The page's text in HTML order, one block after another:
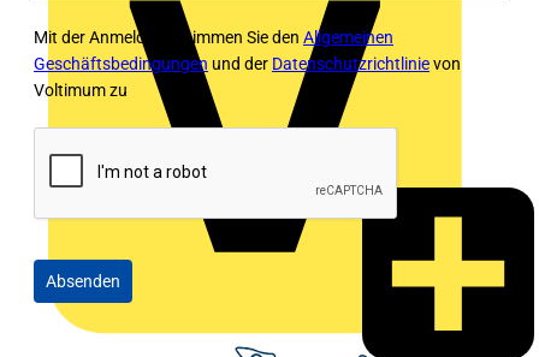
Mit der Anmeldung stimmen Sie den Allgemeinen
Geschäftsbedingungen und der Datenschutzrichtlinievon
Voltimum zu
Absenden